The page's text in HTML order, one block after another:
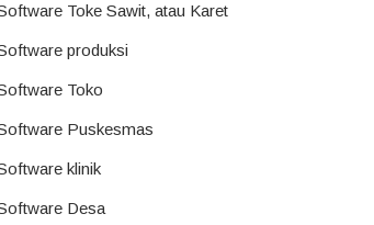
Toke Sawit, atau Karet
produksi
Toko
Puskesmas
klinik
Desa